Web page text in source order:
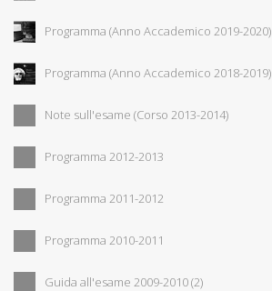
Programma (Anno Accademico 2019-2020)
Programma (Anno Accademico 2018-2019)
Note sull'esame (Corso 2013-2014)
Programma 2012-2013
Programma 2011-2012
Programma 2010-2011
Guida all'esame 2009-2010 (2)